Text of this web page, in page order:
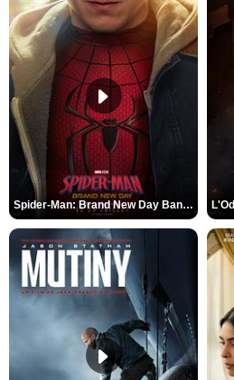
Spider-Man: Brand New Day Bande-annonce VO STFR